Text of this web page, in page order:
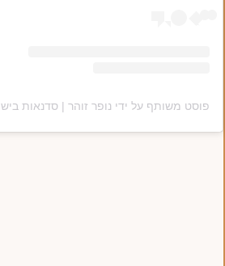
פוסט משותף על ידי ‏‎נופר זוהר | סדנאות בישול אסיאתיות‎‏ (@‏‎nofar_zohar‎‏)